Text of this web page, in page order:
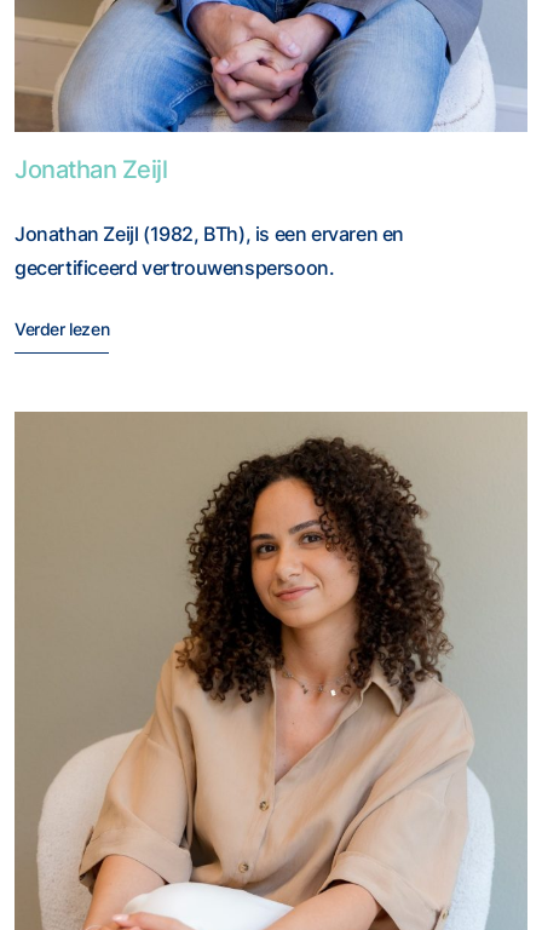
Jonathan Zeijl
Jonathan Zeijl (1982, BTh), is een ervaren en
gecertificeerd vertrouwenspersoon.
Verder lezen